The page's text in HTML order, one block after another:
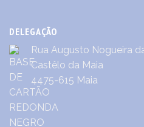
DELEGAÇÃO
Rua Augusto Nogueira
Castêlo da Maia
4475-615 Maia